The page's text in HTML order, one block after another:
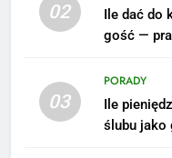
02
Ile dać do
gość —
03
PORADY
Ile
ślubu jako
5